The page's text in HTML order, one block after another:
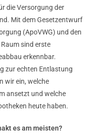
die Versorgung der
Mit dem Gesetzentwurf
(ApoVWG) und den
sind erste
erkennbar.
zur echten Entlastung
wir ein, welche
ansetzt und welche
heute haben.
es am meisten?